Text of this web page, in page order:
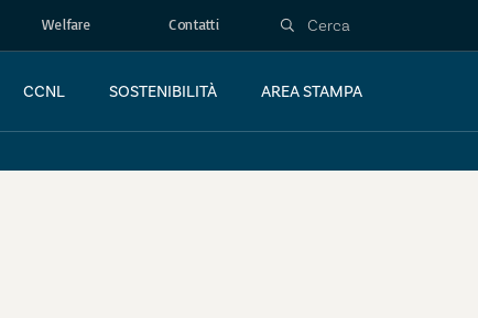
Welfare Contatti
CCNL SOSTENIBILITÀ AREA STAMPA